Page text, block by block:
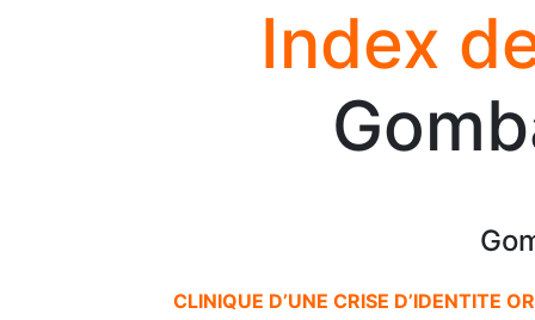
Index
CLINIQUE D’UNE CRISE D’IDENTITE